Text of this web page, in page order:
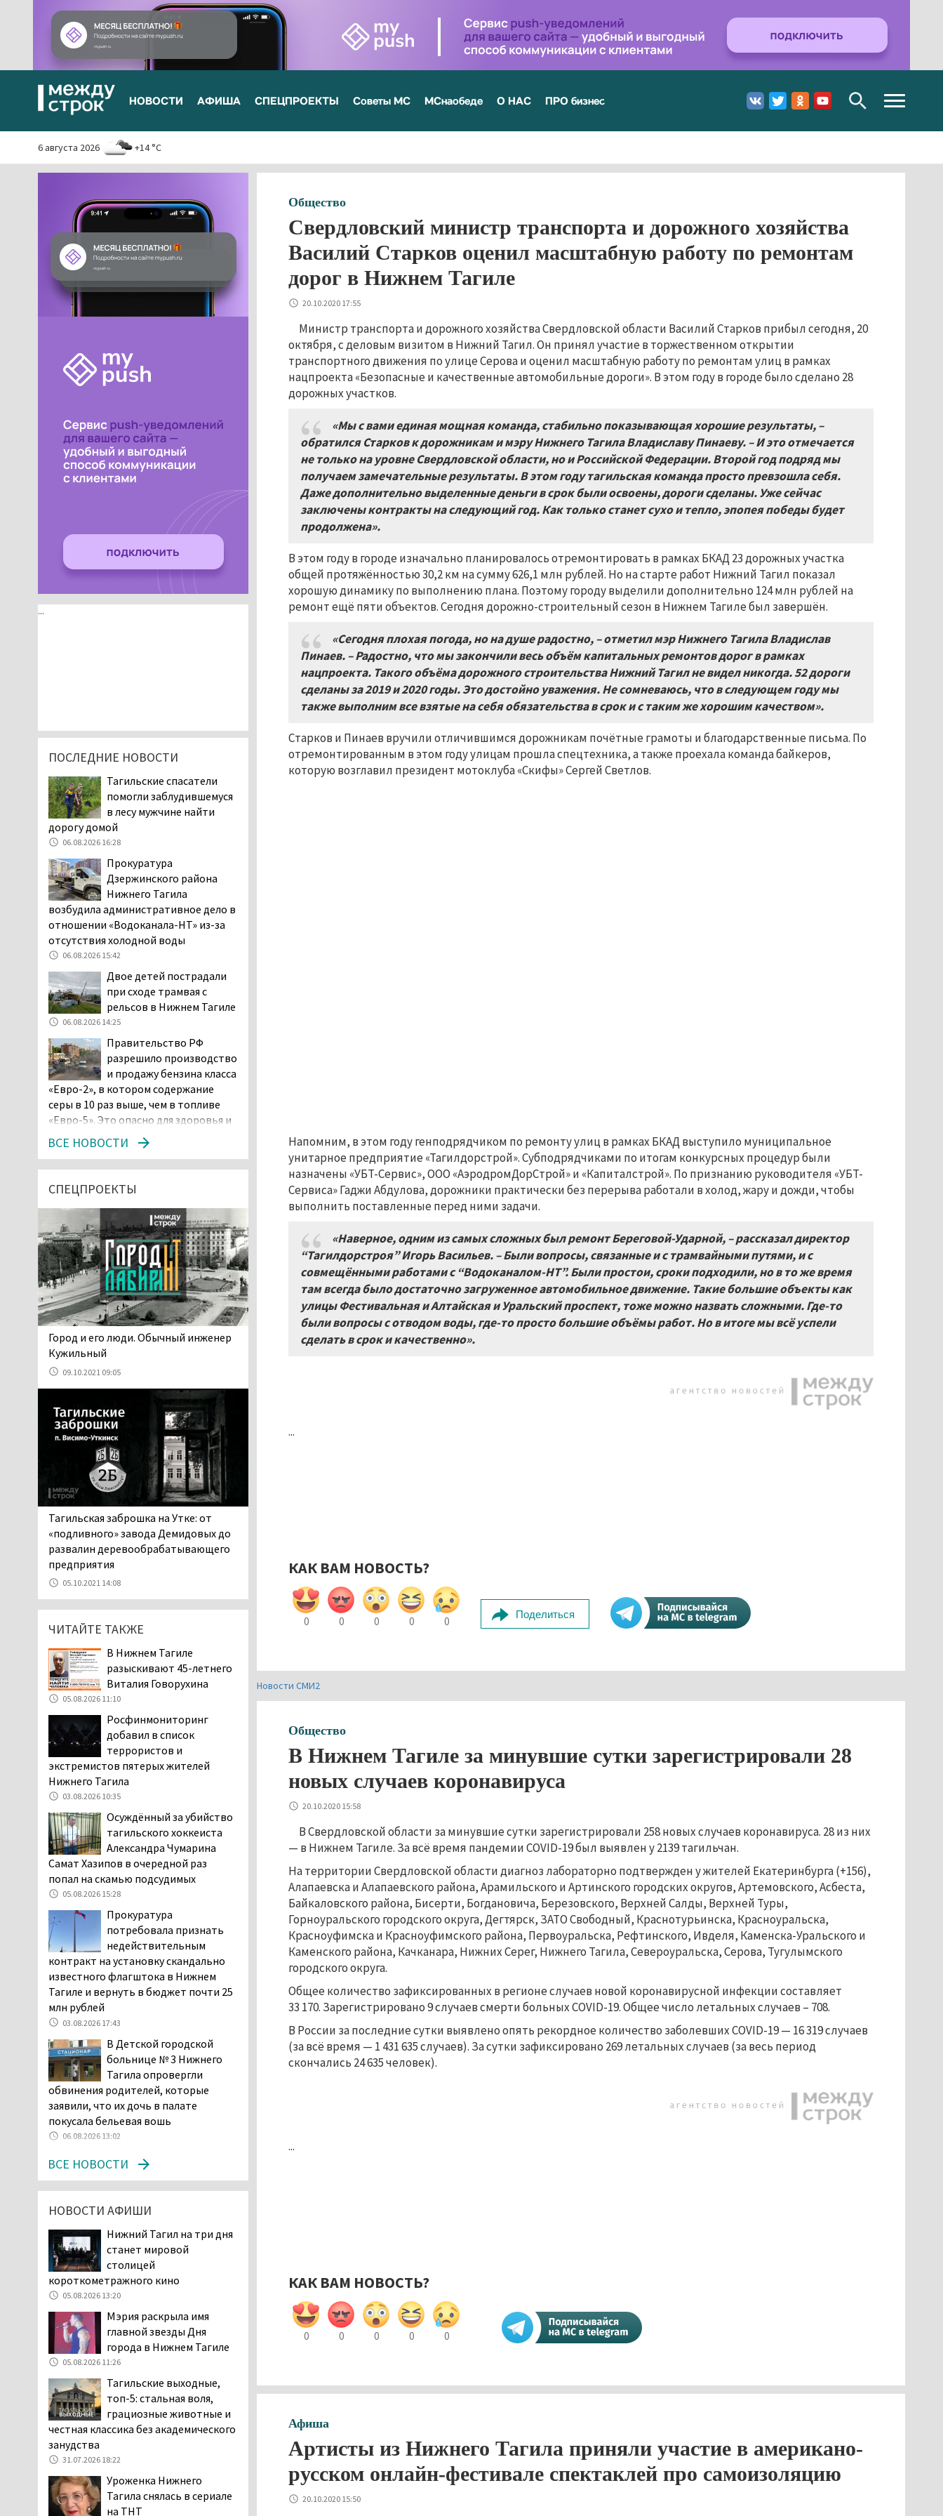
НОВОСТИ АФИША СПЕЦПРОЕКТЫ Советы МС МСнаобеде О НАС ПРО бизнес
Toggle
navigation
6 августа 2026 +14 °C
Общество
Свердловский министр транспорта и дорожного хозяйства
Василий Старков оценил масштабную работу по ремонтам
дорог в Нижнем Тагиле
20.10.2020 17:55
Министр транспорта и дорожного хозяйства Свердловской области Василий Старков прибыл сегодня, 20
октября, с деловым визитом в Нижний Тагил. Он принял участие в торжественном открытии
транспортного движения по улице Серова и оценил масштабную работу по ремонтам улиц в рамках
нацпроекта «Безопасные и качественные автомобильные дороги». В этом году в городе было сделано 28
дорожных участков.
«Мы с вами единая мощная команда, стабильно показывающая хорошие результаты, –
обратился Старков к дорожникам и мэру Нижнего Тагила Владиславу Пинаеву. – И это отмечается
не только на уровне Свердловской области, но и Российской Федерации. Второй год подряд мы
получаем замечательные результаты. В этом году тагильская команда просто превзошла себя.
Даже дополнительно выделенные деньги в срок были освоены, дороги сделаны. Уже сейчас
заключены контракты на следующий год. Как только станет сухо и тепло, эпопея победы будет
продолжена».
В этом году в городе изначально планировалось отремонтировать в рамках БКАД 23 дорожных участка
общей протяжённостью 30,2 км на сумму 626,1 млн рублей. Но на старте работ Нижний Тагил показал
хорошую динамику по выполнению плана. Поэтому городу выделили дополнительно 124 млн рублей на
ремонт ещё пяти объектов. Сегодня дорожно-строительный сезон в Нижнем Тагиле был завершён.
«Сегодня плохая погода, но на душе радостно, – отметил мэр Нижнего Тагила Владислав
Пинаев. – Радостно, что мы закончили весь объём капитальных ремонтов дорог в рамках
нацпроекта. Такого объёма дорожного строительства Нижний Тагил не видел никогда. 52 дороги
сделаны за 2019 и 2020 годы. Это достойно уважения. Не сомневаюсь, что в следующем году мы
также выполним все взятые на себя обязательства в срок и с таким же хорошим качеством».
Старков и Пинаев вручили отличившимся дорожникам почётные грамоты и благодарственные письма. По
отремонтированным в этом году улицам прошла спецтехника, а также проехала команда байкеров,
которую возглавил президент мотоклуба «Скифы» Сергей Светлов.
Напомним, в этом году генподрядчиком по ремонту улиц в рамках БКАД выступило муниципальное
унитарное предприятие «Тагилдорстрой». Субподрядчиками по итогам конкурсных процедур были
назначены «УБТ-Сервис», ООО «АэродромДорСтрой» и «Капиталстрой». По признанию руководителя «УБТ-
Сервиса» Гаджи Абдулова, дорожники практически без перерыва работали в холод, жару и дожди, чтобы
выполнить поставленные перед ними задачи.
«Наверное, одним из самых сложных был ремонт Береговой-Ударной, – рассказал директор
“Тагилдорстроя” Игорь Васильев. – Были вопросы, связанные и с трамвайными путями, и с
совмещёнными работами с “Водоканалом-НТ”. Были простои, сроки подходили, но в то же время
там всегда было достаточно загруженное автомобильное движение. Такие большие объекты как
улицы Фестивальная и Алтайская и Уральский проспект, тоже можно назвать сложными. Где-то
были вопросы с отводом воды, где-то просто большие объёмы работ. Но в итоге мы всё успели
сделать в срок и качественно».
...
КАК ВАМ НОВОСТЬ?
0 0 0 0 0
Поделиться
Новости СМИ2
Общество
В Нижнем Тагиле за минувшие сутки зарегистрировали 28
новых случаев коронавируса
20.10.2020 15:58
В Свердловской области за минувшие сутки зарегистрировали 258 новых случаев коронавируса. 28 из них
— в Нижнем Тагиле. За всё время пандемии COVID-19 был выявлен у 2139 тагильчан.
На территории Свердловской области диагноз лабораторно подтвержден у жителей Екатеринбурга (+156),
Алапаевска и Алапаевского района, Арамильского и Артинского городских округов, Артемовского, Асбеста,
Байкаловского района, Бисерти, Богдановича, Березовского, Верхней Салды, Верхней Туры,
Горноуральского городского округа, Дегтярск, ЗАТО Свободный, Краснотурьинска, Красноуральска,
Красноуфимска и Красноуфимского района, Первоуральска, Рефтинского, Ивделя, Каменска-Уральского и
Каменского района, Качканара, Нижних Серег, Нижнего Тагила, Североуральска, Серова, Тугулымского
городского округа.
Общее количество зафиксированных в регионе случаев новой коронавирусной инфекции составляет
33 170. Зарегистрировано 9 случаев смерти больных COVID-19. Общее число летальных случаев – 708.
В России за последние сутки выявлено опять рекордное количество заболевших COVID-19 — 16 319 случаев
(за всё время — 1 431 635 случаев). За сутки зафиксировано 269 летальных случаев (за весь период
скончались 24 635 человек).
...
КАК ВАМ НОВОСТЬ?
0 0 0 0 0
Афиша
Артисты из Нижнего Тагила приняли участие в американо-
русском онлайн-фестивале спектаклей про самоизоляцию
20.10.2020 15:50
...
ПОСЛЕДНИЕ НОВОСТИ
Тагильские спасатели
помогли заблудившемуся
в лесу мужчине найти
дорогу домой
06.08.2026 16:28
Прокуратура
Дзержинского района
Нижнего Тагила
возбудила административное дело в
отношении «Водоканала-НТ» из-за
отсутствия холодной воды
06.08.2026 15:42
Двое детей пострадали
при сходе трамвая с
рельсов в Нижнем Тагиле
06.08.2026 14:25
Правительство РФ
разрешило производство
и продажу бензина класса
«Евро-2», в котором содержание
серы в 10 раз выше, чем в топливе
«Евро-5». Это опасно для здоровья и
повышает износ автомобиля
06.08.2026 13:53
В Детской городской
больнице № 3 Нижнего
обвинения родителей, которые
заявили, что их дочь в палате
покусала бельевая вошь
06.08.2026 13:02
В Нижнем Тагиле на три
дня запретят
электросамокаты
вошь». Родители 10-
пожаловались на кровососущих
паразитов, которые искусали их
ребёнка в детской больнице
Нижнего Тагила
05.08.2026 17:59
Директора уральского
предприятия по
производству дронов
«Упырь» подорвали в автомобиле
под Екатеринбургом
05.08.2026 17:05
Эксперты назвали
рыбы в Свердловской
области
Осуждённый за убийство
тагильского хоккеиста
Александра Чумарина
Самат Хазипов в очередной раз
попал на скамью подсудимых
05.08.2026 15:28
Уральского депутата
Госдумы Ильтякова,
назвавшего незамужних
женщин неполноценными людьми, а
неженатых мужчин — инвалидами,
проверит прокуратура (ВИДЕО)
05.08.2026 14:40
На водоёмах
Свердловской области с
начала купального сезона
погиб 21 человек
05.08.2026 14:05
Нижний Тагил на три дня
станет мировой
столицей
короткометражного кино
05.08.2026 13:20
главной звезды Дня
города в Нижнем Тагиле
05.08.2026 11:26
В Нижнем Тагиле
разыскивают 45-летнего
Виталия Говорухина
Во втором квартале
текущего года
клиентов российских банков 7,4 млрд
рублей
05.08.2026 10:58
Жителей центра Нижнего
Тагила напугала система
оповещения о
заложенной бомбе
04.08.2026 17:57
«Выезжать на круговое
движение здесь очень
опасно: машин, которые
надо пропускать, почти не видно».
Тагильчане пожаловались на плохой
обзор из-за высокой травы у дороги
на перекрёстке улиц Серова и
Первомайской
Отлавливать собак в
Нижнем Тагиле будут
ВСЕ НОВОСТИ
СПЕЦПРОЕКТЫ
​​​​​​​Город и его люди. Обычный инженер
Кужильный
09.10.2021 09:05
Тагильская заброшка на Утке: от
«подливного» завода Демидовых до
развалин деревообрабатывающего
предприятия
05.10.2021 14:08
ЧИТАЙТЕ ТАКЖЕ
В Нижнем Тагиле
разыскивают 45-летнего
Виталия Говорухина
05.08.2026 11:10
Росфинмониторинг
добавил в список
террористов и
экстремистов пятерых жителей
Нижнего Тагила
03.08.2026 10:35
Осуждённый за убийство
тагильского хоккеиста
Александра Чумарина
Самат Хазипов в очередной раз
попал на скамью подсудимых
05.08.2026 15:28
Прокуратура
потребовала признать
недействительным
контракт на установку скандально
известного флагштока в Нижнем
Тагиле и вернуть в бюджет почти 25
млн рублей
03.08.2026 17:43
В Детской городской
больнице № 3 Нижнего
Тагила опровергли
обвинения родителей, которые
заявили, что их дочь в палате
покусала бельевая вошь
06.08.2026 13:02
ВСЕ НОВОСТИ
НОВОСТИ АФИШИ
Нижний Тагил на три дня
станет мировой
столицей
короткометражного кино
05.08.2026 13:20
Мэрия раскрыла имя
главной звезды Дня
города в Нижнем Тагиле
05.08.2026 11:26
Тагильские выходные,
топ-5: стальная воля,
грациозные животные и
честная классика без академического
занудства
31.07.2026 18:22
Уроженка Нижнего
Тагила снялась в сериале
на ТНТ